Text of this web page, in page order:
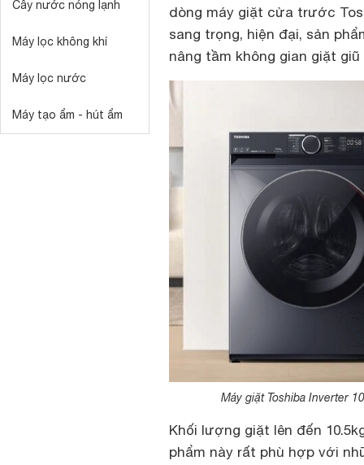
Cây nước nóng lạnh
Máy lọc không khí
Máy lọc nước
Máy tạo ẩm - hút ẩm
dòng máy giặt cửa trước
sang trọng, hiện đại, sản
nâng tầm không gian giặt
Máy giặt Toshiba Inverter
Khối lượng giặt lên đến
phẩm này rất phù hợp với